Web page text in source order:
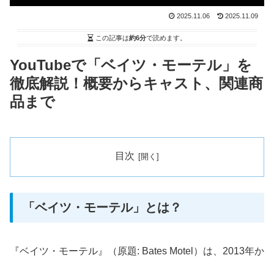
2025.11.06 2025.11.09
この記事は約6分で読めます。
YouTubeで「ベイツ・モーテル」を
徹底解説！概要からキャスト、関連商
品まで
目次
「ベイツ・モーテル」とは？
『ベイツ・モーテル』（原題: Bates Motel）は、2013年か